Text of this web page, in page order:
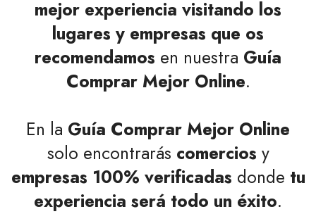
mejor experiencia visitando los
lugares y empresas que os
recomendamos en nuestra Guía
Comprar Mejor Online.
En la Guía Comprar Mejor Online
solo encontrarás comercios y
empresas 100% verificadas donde tu
experiencia será todo un éxito.